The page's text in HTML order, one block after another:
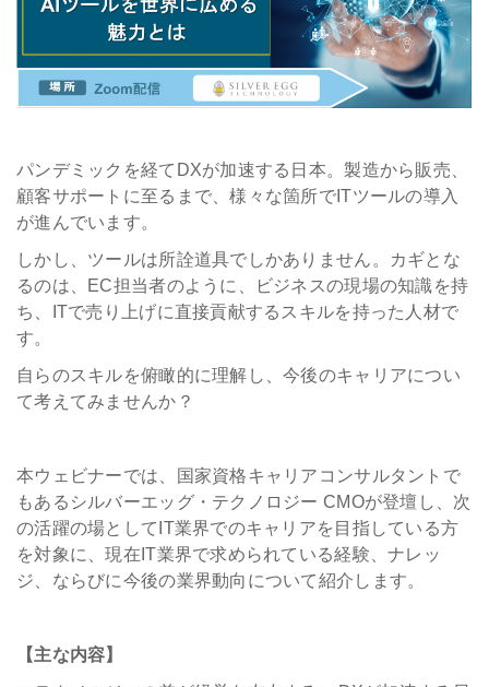
パンデミックを経てDXが加速する日本。製造から販売、
顧客サポートに至るまで、様々な箇所でITツールの導入
が進んでいます。
しかし、ツールは所詮道具でしかありません。カギとな
るのは、EC担当者のように、ビジネスの現場の知識を持
ち、ITで売り上げに直接貢献するスキルを持った人材で
す。
自らのスキルを俯瞰的に理解し、今後のキャリアについ
て考えてみませんか？
本ウェビナーでは、国家資格キャリアコンサルタントで
もあるシルバーエッグ・テクノロジー CMOが登壇し、次
の活躍の場としてIT業界でのキャリアを目指している方
を対象に、現在IT業界で求められている経験、ナレッ
ジ、ならびに今後の業界動向について紹介します。
【主な内容】